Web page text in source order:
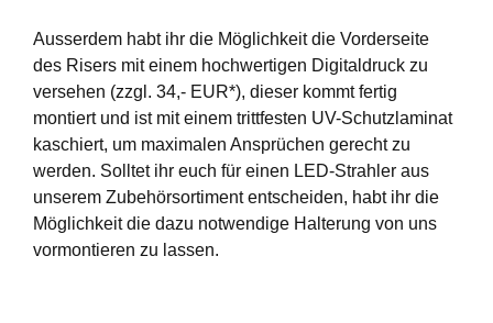
Ausserdem habt ihr die Möglichkeit die Vorderseite
des Risers mit einem hochwertigen Digitaldruck zu
versehen (zzgl. 34,- EUR*), dieser kommt fertig
montiert und ist mit einem trittfesten UV-Schutzlaminat
kaschiert, um maximalen Ansprüchen gerecht zu
werden. Solltet ihr euch für einen LED-Strahler aus
unserem Zubehörsortiment entscheiden, habt ihr die
Möglichkeit die dazu notwendige Halterung von uns
vormontieren zu lassen.